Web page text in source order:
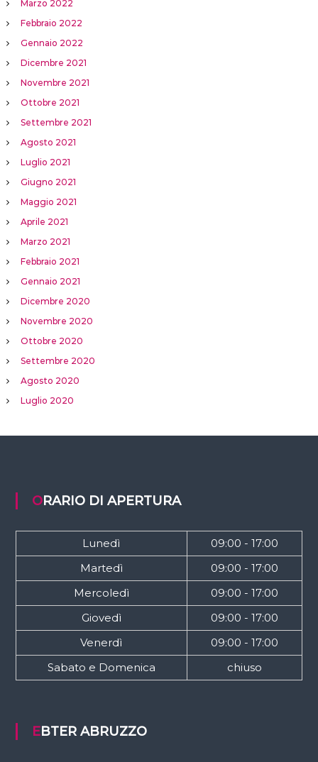
Marzo 2022
Febbraio 2022
Gennaio 2022
Dicembre 2021
Novembre 2021
Ottobre 2021
Settembre 2021
Agosto 2021
Luglio 2021
Giugno 2021
Maggio 2021
Aprile 2021
Marzo 2021
Febbraio 2021
Gennaio 2021
Dicembre 2020
Novembre 2020
Ottobre 2020
Settembre 2020
Agosto 2020
Luglio 2020
ORARIO DI APERTURA
Lunedì
09:00 - 17:00
Martedì
09:00 - 17:00
Mercoledì
09:00 - 17:00
Giovedì
09:00 - 17:00
Venerdì
09:00 - 17:00
Sabato e Domenica
chiuso
EBTER ABRUZZO